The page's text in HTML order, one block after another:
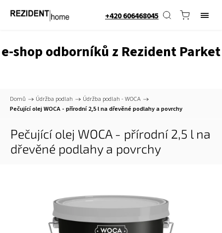
+420 606468045
e-shop odborníků z Rezident Parket
Domů / Údržba podlah / Údržba podlah - WOCA /
Pečující olej WOCA - přírodní 2,5 l na dřevěné podlahy a povrchy
Pečující olej WOCA - přírodní 2,5 l na
dřevěné podlahy a povrchy